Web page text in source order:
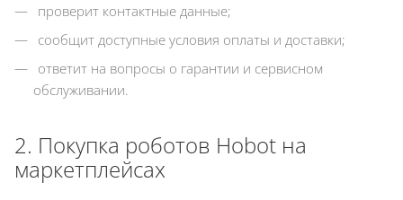
проверит контактные данные;
сообщит доступные условия оплаты и доставки;
ответит на вопросы о гарантии и сервисном
обслуживании.
2. Покупка роботов Hobot на
маркетплейсах